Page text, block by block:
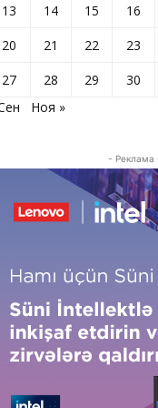
13 14 15 16
20
21 22 23
27
28 29 30
Ноя »
- Реклама